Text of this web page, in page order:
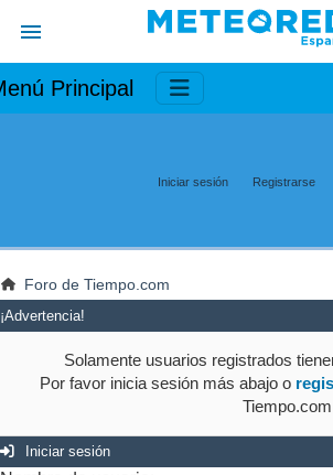
Principal
Iniciar sesión Registrarse
Foro de Tiempo.com
¡Advertencia!
Solamente usuarios registrados
Por favor inicia sesión más abajo o
Tiempo.com
Iniciar sesión